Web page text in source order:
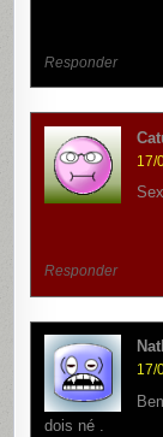
Responder
17/
Responder
17/
dois né .